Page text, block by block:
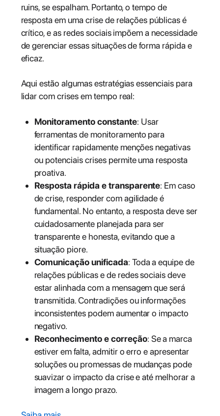
ruins, se espalham. Portanto, o tempo de
resposta em uma crise de relações públicas é
crítico, e as redes sociais impõem a necessidade
de gerenciar essas situações de forma rápida e
eficaz.
Aqui estão algumas estratégias essenciais para
lidar com crises em tempo real:
Monitoramento constante: Usar
ferramentas de monitoramento para
identificar rapidamente menções negativas
ou potenciais crises permite uma resposta
proativa.
Resposta rápida e transparente: Em caso
de crise, responder com agilidade é
fundamental. No entanto, a resposta deve ser
cuidadosamente planejada para ser
transparente e honesta, evitando que a
situação piore.
Comunicação unificada: Toda a equipe de
relações públicas e de redes sociais deve
estar alinhada com a mensagem que será
transmitida. Contradições ou informações
inconsistentes podem aumentar o impacto
negativo.
Reconhecimento e correção: Se a marca
estiver em falta, admitir o erro e apresentar
soluções ou promessas de mudanças pode
suavizar o impacto da crise e até melhorar a
imagem a longo prazo.